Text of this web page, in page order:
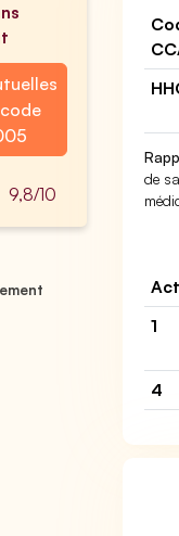
9,8/10
de
1
4